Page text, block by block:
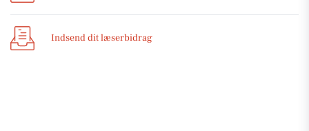
Indsend dit læserbidrag